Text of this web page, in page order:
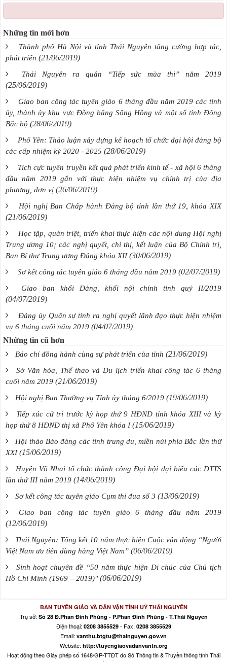
Những tin mới hơn
Thành phố Hà Nội và tỉnh Thái Nguyên tăng cường hợp tác,
phát triển (21/06/2019)
Thái Nguyên ra quân “Tiếp sức mùa thi” năm 2019
(25/06/2019)
Giao ban công tác tuyên giáo 6 tháng đầu năm 2019 các tỉnh
ủy, thành ủy khu vực Đồng bằng Sông Hồng và một số tỉnh Đông
Bắc bộ (28/06/2019)
Phổ Yên: Thảo luận xây dựng kế hoạch tổ chức đại hội đảng bộ
các cấp nhiệm kỳ 2020 - 2025 (28/06/2019)
Tích cực tuyên truyền kết quả phát triển kinh tế - xã hội 6 tháng
đầu năm 2019 gắn với thực hiện nhiệm vụ chính trị của địa
phương, đơn vị (26/06/2019)
Hội nghị Ban Chấp hành Đảng bộ tỉnh lần thứ 19, khóa XIX
(21/06/2019)
Học tập, quán triệt, triển khai thực hiện các nội dung Hội nghị
Trung ương 10; các nghị quyết, chỉ thị, kết luận của Bộ Chính trị,
Ban Bí thư Trung ương Đảng khóa XII (30/06/2019)
Sơ kết công tác tuyên giáo 6 tháng đầu năm 2019 (02/07/2019)
Giao ban khối Đảng, khối nội chính tỉnh quý II/2019
(04/07/2019)
Đảng ủy Quân sự tỉnh ra nghị quyết lãnh đạo thực hiện nhiệm
vụ 6 tháng cuối năm 2019 (04/07/2019)
Những tin cũ hơn
Báo chí đồng hành cùng sự phát triển của tỉnh (21/06/2019)
Sở Văn hóa, Thể thao và Du lịch triển khai công tác 6 tháng
cuối năm 2019 (21/06/2019)
Hội nghị Ban Thường vụ Tỉnh ủy tháng 6/2019 (19/06/2019)
Tiếp xúc cử tri trước kỳ họp thứ 9 HĐND tỉnh khóa XIII và kỳ
họp thứ 8 HĐND thị xã Phổ Yên khóa I (15/06/2019)
Hội thảo Báo đảng các tỉnh trung du, miền núi phía Bắc lần thứ
XXI (15/06/2019)
Huyện Võ Nhai tổ chức thành công Đại hội đại biểu các DTTS
lần thứ III năm 2019 (14/06/2019)
Sơ kết công tác tuyên giáo Cụm thi đua số 3 (13/06/2019)
Giao ban công tác tuyên giáo 6 tháng đầu năm 2019
(12/06/2019)
Thái Nguyên: Tổng kết 10 năm thực hiện Cuộc vận động “Người
Việt Nam ưu tiên dùng hàng Việt Nam” (06/06/2019)
Sinh hoạt chuyên đề “50 năm thực hiện Di chúc của Chủ tịch
Hồ Chí Minh (1969 – 2019)" (06/06/2019)
BAN TUYÊN GIÁO VÀ DÂN VẬN TỈNH UỶ THÁI NGUYÊN
Trụ sở: Số 28 Đ.Phan Đình Phùng - P.Phan Đình Phùng - T.Thái Nguyên
Điện thoại: 0208 3855529- Fax: 0208 3855529
Email: vanthu.btgtu@thainguyen.gov.vn
Website: http://tuyengiaovadanvantn.org
Hoạt động theo Giấy phép số 1648/GP-TTĐT do Sở Thông tin & Truyền thông tỉnh Thái